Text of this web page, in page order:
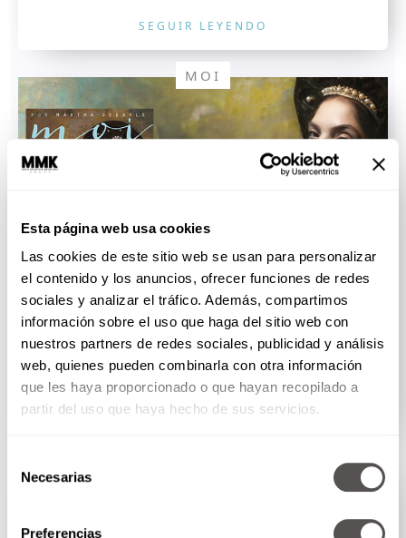
Esta página web usa cookies
Las cookies de este sitio web se usan para personalizar
el contenido y los anuncios, ofrecer funciones de redes
sociales y analizar el tráfico. Además, compartimos
información sobre el uso que haga del sitio web con
nuestros partners de redes sociales, publicidad y análisis
web, quienes pueden combinarla con otra información
que les haya proporcionado o que hayan recopilado a
partir del uso que haya hecho de sus servicios.
Necesarias
Preferencias
SEGUIR LEYENDO
MOI
moi febrero 2024: Embracing Love Lessons
En moi febrero 2024, encontrarán todos los consejos
para no...
SEGUIR LEYENDO